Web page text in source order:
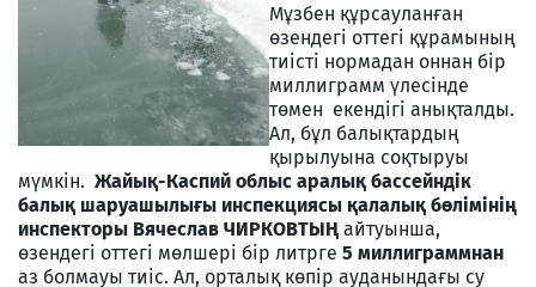
Мұзбен құрсауланған
өзендегі оттегі құрамының
тиісті нормадан оннан бір
миллиграмм үлесінде
төмен екендігі анықталды.
Ал, бұл балықтардың
қырылуына соқтыруы
мүмкін. Жайық-Каспий облыс аралық бассейндік
балық шаруашылығы инспекциясы қалалық бөлімінің
инспекторы Вячеслав ЧИРКОВТЫҢ айтуынша,
өзендегі оттегі мөлшері бір литрге 5 миллиграммнан
аз болмауы тиіс. Ал, орталық көпір ауданындағы су